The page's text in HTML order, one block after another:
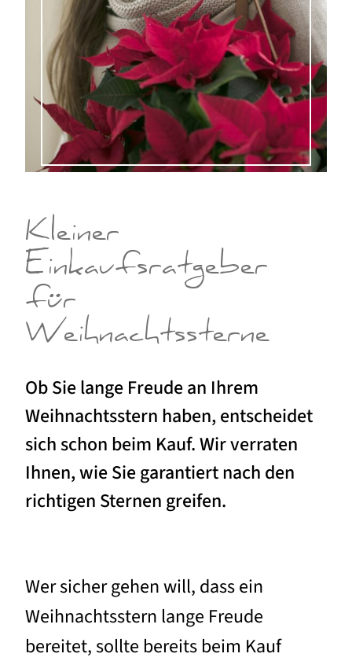
Kleiner
Einkaufsratgeber
für
Weihnachtssterne
Ob Sie lange Freude an Ihrem
Weihnachtsstern haben, entscheidet
sich schon beim Kauf. Wir verraten
Ihnen, wie Sie garantiert nach den
richtigen Sternen greifen.
Wer sicher gehen will, dass ein
Weihnachtsstern lange Freude
bereitet, sollte bereits beim Kauf